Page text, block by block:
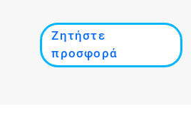
Ζητήστε
προσφορά